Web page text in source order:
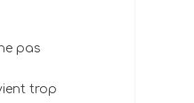
pas
trop